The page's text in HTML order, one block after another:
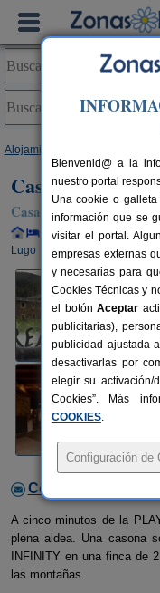
Alojamientos
Casa Rural
Casa Rural en Viveiro
Alquiler completo y por
Lugo
Contactar con el
A cinco minutos de la
plena aldea. Una casona
INFINITY en una finca de
las montañas.
Bienvenid@ a la
nuestro portal
Una cookie o
información que se
visitar el portal.
empresas externas
y necesarias para
Cookies Técnicas y
el botónAceptar
publicitarias),
publicidad ajustada
desactivarlas por
elegir su activación/
Cookies”. Más
COOKIES.